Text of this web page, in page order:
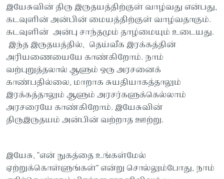
இயேசுவின் திரு இருதயத்திற்குள் வாழ்வது என்பது,
கடவுளின் அன்பின் மையத்திற்குள் வாழ்வதாகும்.
கடவுளின் அன்பு சாந்தமும் தாழ்மையும் உடையது.
இந்த இருதயத்தில், தெய்வீக இரக்கத்தின்
அரியணையையே காண்கிறோம். நாம்
வற்புறுத்தலால் ஆளும் ஒரு அரசனைக்
காண்பதில்லை, மாறாக சுயதியாகத்தாலும்
இரக்கத்தாலும் ஆளும் அரசர்களுக்கெல்லாம்
அரசரையே காண்கிறோம். இயேசுவின்
திருஇருதயம் அன்பின் வற்றாத ஊற்று.
இயேசு, “என் நுகத்தை உங்கள்மேல்
ஏற்றுக்கொள்ளுங்கள்” என்று சொல்லும்போது, நாம்